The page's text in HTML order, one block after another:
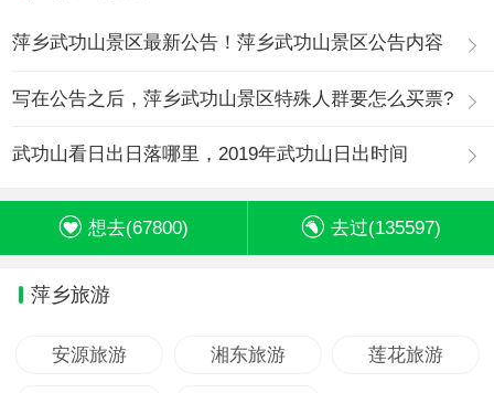
萍乡武功山景区最新公告！萍乡武功山景区公告内容
写在公告之后，萍乡武功山景区特殊人群要怎么买票?
武功山看日出日落哪里，2019年武功山日出时间
想去(67800) 去过(135597)
萍乡旅游
安源旅游 湘东旅游 莲花旅游